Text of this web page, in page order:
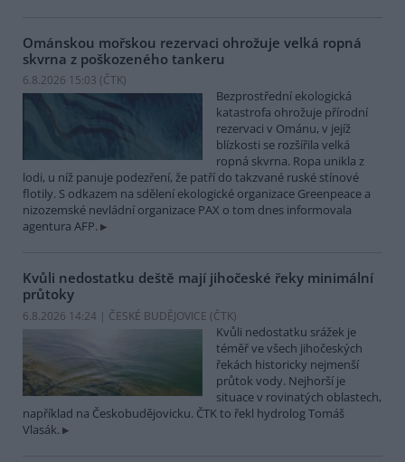
Ománskou mořskou rezervaci ohrožuje velká ropná
skvrna z poškozeného tankeru
6.8.2026 15:03 (ČTK)
Bezprostřední ekologická
katastrofa ohrožuje přírodní
rezervaci v Ománu, v jejíž
blízkosti se rozšířila velká
ropná skvrna. Ropa unikla z
lodi, u níž panuje podezření, že patří do takzvané ruské stínové
flotily. S odkazem na sdělení ekologické organizace Greenpeace a
nizozemské nevládní organizace PAX o tom dnes informovala
agentura AFP.
Kvůli nedostatku deště mají jihočeské řeky minimální
průtoky
6.8.2026 14:24 | ČESKÉ BUDĚJOVICE (ČTK)
Kvůli nedostatku srážek je
téměř ve všech jihočeských
řekách historicky nejmenší
průtok vody. Nejhorší je
situace v rovinatých oblastech,
například na Českobudějovicku. ČTK to řekl hydrolog Tomáš
Vlasák.